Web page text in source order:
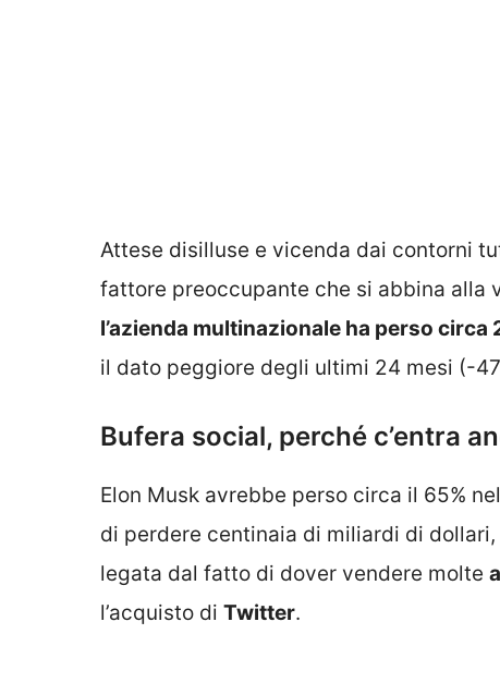
Attese disilluse e vicenda dai contorni
fattore preoccupante che si abbina alla
l’azienda multinazionale ha perso
il dato peggiore degli ultimi 24 mesi (-
Bufera social, perché c’entra
Elon Musk avrebbe perso circa il 65%
di perdere centinaia di miliardi di
legata dal fatto di dover vendere molte
l’acquisto di Twitter.